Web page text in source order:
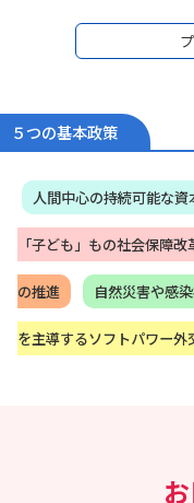
５つの基本政策
人間中心の持続可能な
「子ども」もの社会保障改
の推進 自然災害や感
を主導するソフトパワー外